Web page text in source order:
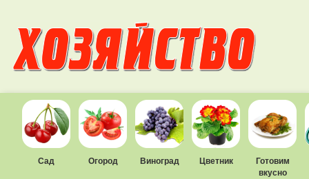
Сад Огород Виноград Цветник
Готовим
вкусно